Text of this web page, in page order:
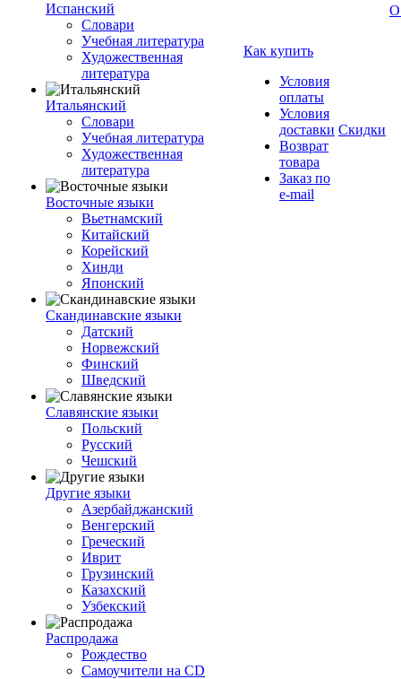
Испанский
Словари
Учебная литература
Художественная
литература
Итальянский
Словари
Учебная литература
Художественная
литература
Восточные языки
Вьетнамский
Китайский
Корейский
Хинди
Японский
Скандинавские языки
Датский
Норвежский
Финский
Шведский
Славянские языки
Польский
Русский
Чешский
Другие языки
Азербайджанский
Венгерский
Греческий
Иврит
Грузинский
Казахский
Узбекский
Распродажа
Рождество
Самоучители на CD
Как купить
Условия
оплаты
Условия
доставки
Возврат
товара
Заказ по
e-mail
Скидки
О